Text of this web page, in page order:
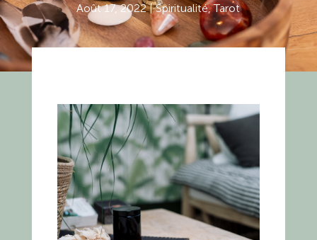
Août 17, 2022|Spiritualité,Tarot